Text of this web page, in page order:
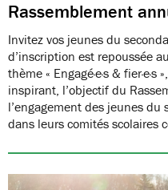
Rassemblement
Invitez vos jeunes du
d’inscription est repoussée
thème « Engagé·e·s &
inspirant, l’objectif du
l’engagement des jeunes
dans leurs comités scolaires